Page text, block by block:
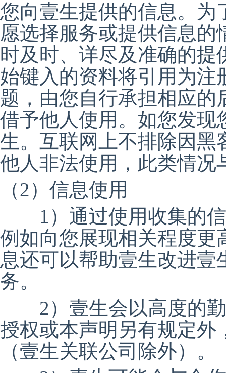
您向壹生提供的信息。为
愿选择服务或提供信息
时及时、详尽及准确的
始键入的资料将引用为注
题，由您自行承担相应
借予他人使用。如您发现
生。互联网上不排除因黑
他人非法使用，此类情况
（2）信息使用
1）通过使用收集的信
例如向您展现相关程度更
息还可以帮助壹生改进
务。
2）壹生会以高度的勤
授权或本声明另有规定外
（壹生关联公司除外）。